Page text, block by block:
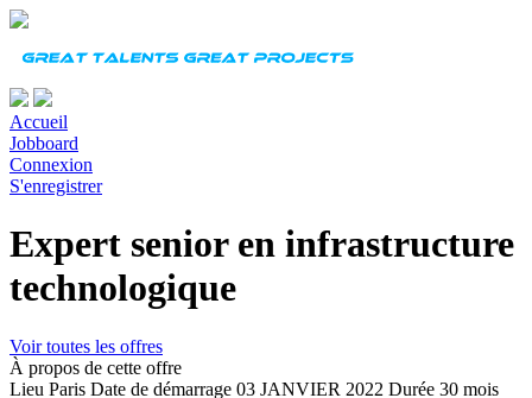
Accueil
Jobboard
Connexion
S'enregistrer
Expert senior en infrastructure
technologique
Voir toutes les offres
À propos de cette offre
Lieu Paris Date de démarrage 03 JANVIER 2022 Durée 30 mois